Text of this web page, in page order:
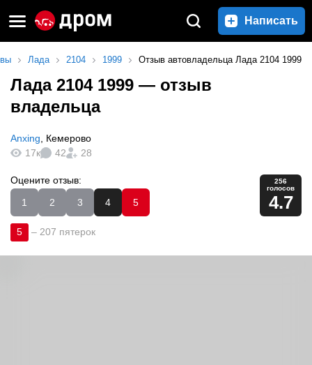
Написать
Лада 2104 1999 Отзыв автовладельца Лада 2104 1999
Лада 2104 1999 — отзыв
владельца
Anxing
Кемерово
17к
42 28
Оцените отзыв:
1
2 3 4 5
256
голосов
4.7
5 – 207 пятерок